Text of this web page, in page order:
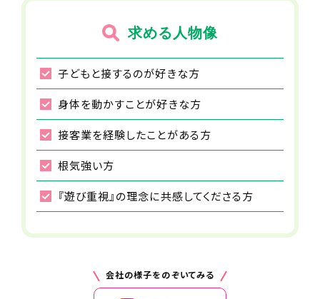
15:00
おやつ・イベント
おやつを食べて、その日のレクリエーションを行いま
す。
JR南武線 川崎駅から徒歩で11分
JR京浜東北線 川崎駅から徒歩で11分
事業所名
児童発達支援・放課後デイサービス ト
イロ 川崎
給与
月給34～57万
交通費
※月上限3万円
求める人物像
子どもと接するのが好きな方
身体を動かすことが好きな方
接客業を経験したことがある方
根気強い方
『遊び重視』の理念に共感してくださる方
会社の様子をのぞいてみる